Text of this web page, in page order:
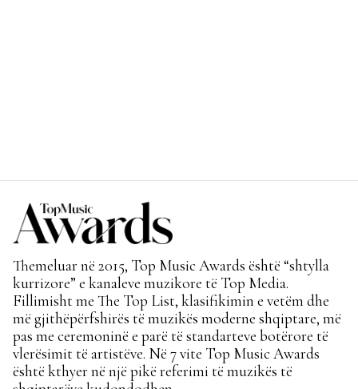
Themeluar në 2015, Top Music Awards është “shtylla
kurrizore” e kanaleve muzikore të Top Media.
Fillimisht me The Top List, klasifikimin e vetëm dhe
më gjithëpërfshirës të muzikës moderne shqiptare, më
pas me ceremoninë e parë të standarteve botërore të
vlerësimit të artistëve. Në 7 vite Top Music Awards
është kthyer në një pikë referimi të muzikës të